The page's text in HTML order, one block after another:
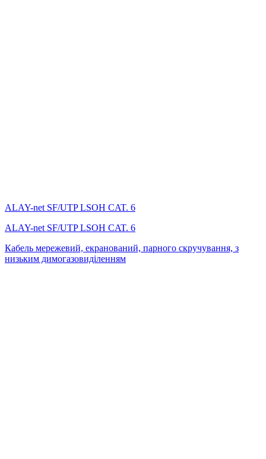
ALAY-net SF/UTP LSОH CAT. 6
ALAY-net SF/UTP LSОH CAT. 6
Кабель мережевий, екранований, парного скручування, з
низьким димогазовиділенням